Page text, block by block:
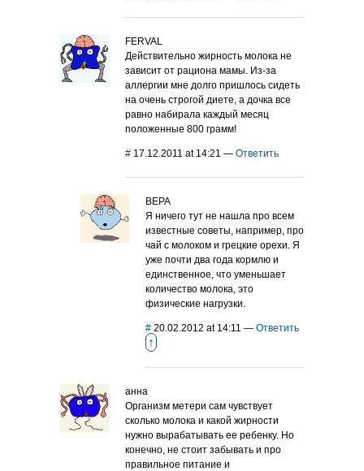
FERVAL
Действительно жирность молока не
зависит от рациона мамы. Из-за
аллергии мне долго пришлось сидеть
на очень строгой диете, а дочка все
равно набирала каждый месяц
положенные 800 грамм!
# 17.12.2011 at 14:21 — Ответить
ВЕРА
Я ничего тут не нашла про всем
известные советы, например, про
чай с молоком и грецкие орехи. Я
уже почти два года кормлю и
единственное, что уменьшает
количество молока, это
физические нагрузки.
# 20.02.2012 at 14:11 — Ответить
↑
анна
Организм метери сам чувствует
сколько молока и какой жирности
нужно вырабатывать ее ребенку. Но
конечно, не стоит забывать и про
правильное питание и